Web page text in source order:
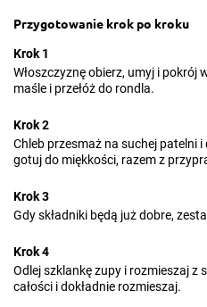
Przygotowanie krok po kroku
Krok 1
Włoszczyznę obierz, umyj i pokrój
maśle i przełóż do rondla.
Krok 2
Chleb przesmaż na suchej patelni
gotuj do miękkości, razem z
Krok 3
Gdy składniki będą już dobre,
Krok 4
Odlej szklankę zupy i rozmieszaj z
całości i dokładnie rozmieszaj.